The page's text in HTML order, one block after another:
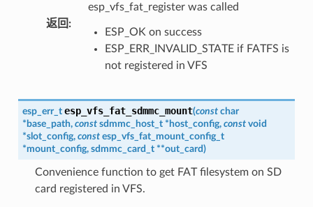
esp_vfs_fat_register was called
返回 :
ESP_OK on success
ESP_ERR_INVALID_STATE if FATFS is
not registered in VFS
esp_err_t esp_vfs_fat_sdmmc_mount(const char
* base_path, const sdmmc_host_t * host_config, const void
*slot_config, const esp_vfs_fat_mount_config_t
*mount_config, sdmmc_card_t **out_card)
Convenience function to get FAT filesystem on SD
card registered in VFS.